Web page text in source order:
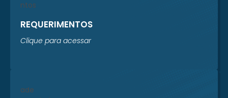
REQUERIMENTOS
Clique para acessar